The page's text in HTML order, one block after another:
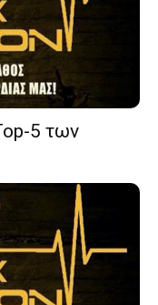
5 των